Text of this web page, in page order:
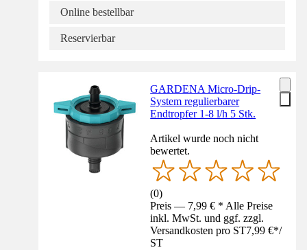
Online bestellbar
Reservierbar
GARDENA Micro-Drip-
System regulierbarer
Endtropfer 1-8 l/h 5 Stk.
Artikel wurde noch nicht
bewertet.
(0)
Preis — 7,99 € * Alle Preise
inkl. MwSt. und ggf. zzgl.
Versandkosten pro ST7,99 €*/
ST